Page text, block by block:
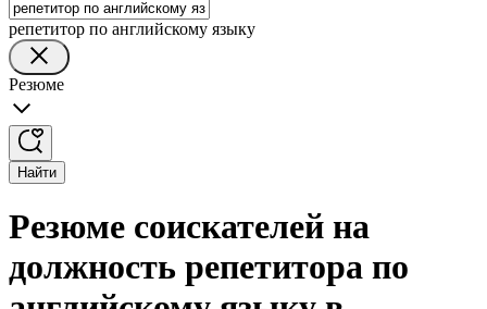
репетитор по английскому языку
Резюме
Найти
Резюме соискателей на
должность репетитора по